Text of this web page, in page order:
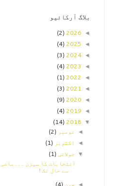
بلاگ آرکائیو
◄
2026
(2)
◄
2025
(4)
◄
2024
(3)
◄
2023
(4)
◄
2022
(1)
◄
2021
(3)
◄
2020
(9)
◄
2019
(4)
▼
2018
(14)
◄ نومبر (2)
◄ اکتوبر (1)
▼ جولائی (1)
انتخابات کا سیزن ۔۔۔ماضی
سے حال تک !
◄ جون (4)